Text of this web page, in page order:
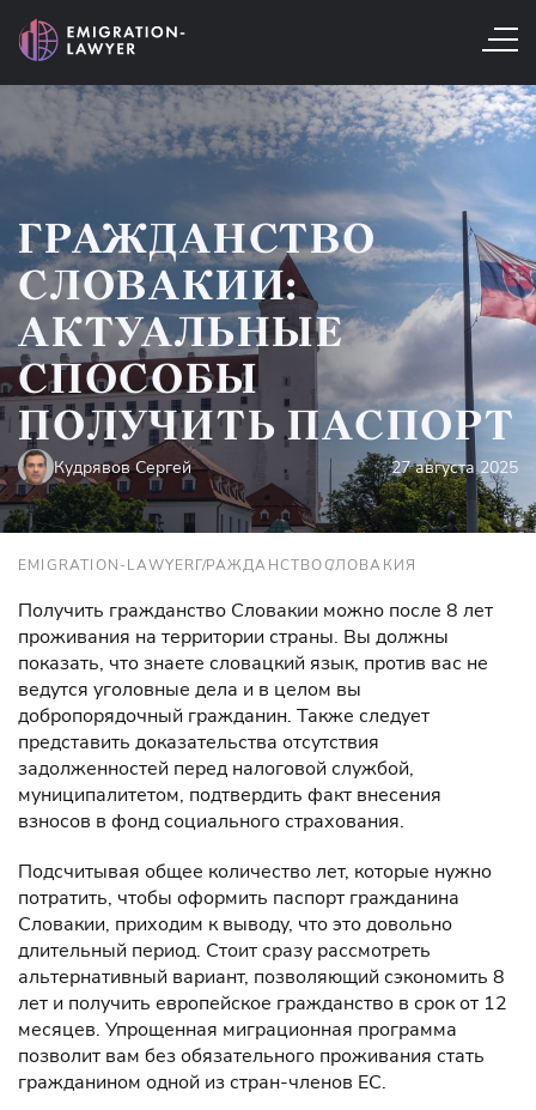
ГРАЖДАНСТВО
СЛОВАКИИ:
АКТУАЛЬНЫЕ
СПОСОБЫ
ПОЛУЧИТЬ ПАСПОРТ
Кудрявов Сергей 27 августа 2025
EMIGRATION-LAWYERГРАЖДАНСТВОСЛОВАКИЯ
Получить гражданство Словакии можно после 8 лет
проживания на территории страны. Вы должны
показать, что знаете словацкий язык, против вас не
ведутся уголовные дела и в целом вы
добропорядочный гражданин. Также следует
представить доказательства отсутствия
задолженностей перед налоговой службой,
муниципалитетом, подтвердить факт внесения
взносов в фонд социального страхования.
Подсчитывая общее количество лет, которые нужно
потратить, чтобы оформить паспорт гражданина
Словакии, приходим к выводу, что это довольно
длительный период. Стоит сразу рассмотреть
альтернативный вариант, позволяющий сэкономить 8
лет и получить европейское гражданство в срок от 12
месяцев. Упрощенная миграционная программа
позволит вам без обязательного проживания стать
гражданином одной из стран-членов ЕС.